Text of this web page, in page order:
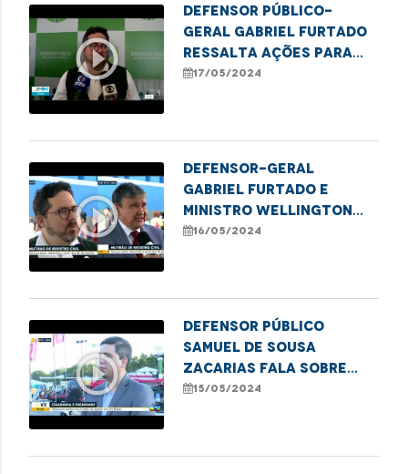
play_circle_outline
Defensor público-
geral Gabriel Furtado
ressalta ações para
erradicação do sub-
17/05/2024
play_circle_outline
Defensor-geral
Gabriel Furtado e
Ministro Wellington
Dias destacam ações
Maranhão
16/05/2024
play_circle_outline
Defensor público
Samuel de Sousa
Zacarias fala sobre
mutirão de combate ao
15/05/2024